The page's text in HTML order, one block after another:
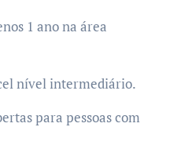
1 ano na área
nível intermediário.
para pessoas com